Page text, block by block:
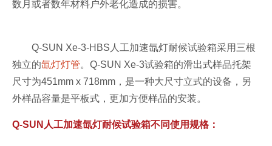
数月或者数年材料户外老化造成的损害。
Q-SUN Xe-3-HBS人工加速氙灯耐候试验箱采用三根
独立的氙灯灯管。Q-SUN Xe-3试验箱的滑出式样品托架
尺寸为451mm x 718mm，是一种大尺寸立式的设备，另
外样品容量是平板式，更加方便样品的安装。
Q-SUN人工加速氙灯耐候试验箱不同使用规格：